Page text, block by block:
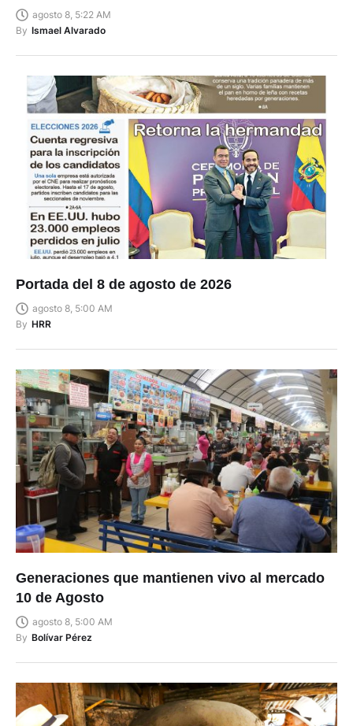
agosto 8, 5:22 AM
By Ismael Alvarado
Portada del 8 de agosto de 2026
agosto 8, 5:00 AM
By HRR
Generaciones que mantienen vivo al mercado
10 de Agosto
agosto 8, 5:00 AM
By Bolívar Pérez